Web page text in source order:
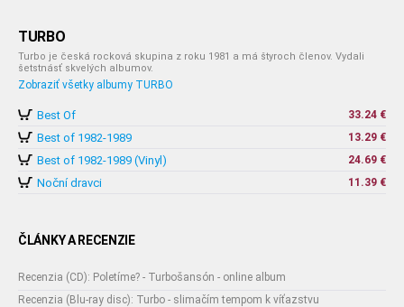
TURBO
Turbo je česká rocková skupina z roku 1981 a má štyroch členov. Vydali
šetstnásť skvelých albumov.
Zobraziť všetky albumy TURBO
Best Of 33.24 €
Best of 1982-1989 13.29 €
Best of 1982-1989 (Vinyl) 24.69 €
Noční dravci 11.39 €
ČLÁNKY A RECENZIE
Recenzia (CD): Poletíme? - Turbošansón - online album
Recenzia (Blu-ray disc): Turbo - slimačím tempom k víťazstvu